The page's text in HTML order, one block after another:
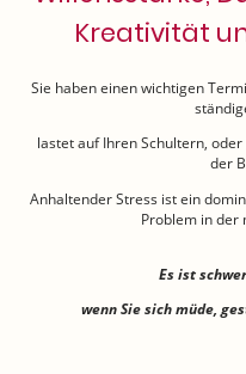
Kreativität
Sie haben einen wichtigen
lastet auf Ihren Schultern,
der
Anhaltender Stress ist ein
Problem in der
Es ist
wenn Sie sich müde,